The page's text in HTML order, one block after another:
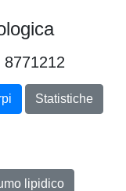
Statistiche
lipidico